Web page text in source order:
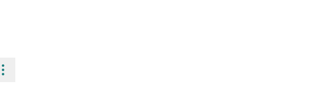
Controls de recursos